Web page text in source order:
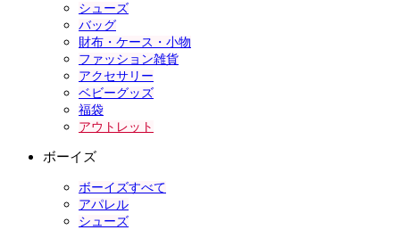
シューズ
バッグ
財布・ケース・小物
ファッション雑貨
アクセサリー
ベビーグッズ
福袋
アウトレット
ボーイズ
ボーイズすべて
アパレル
シューズ